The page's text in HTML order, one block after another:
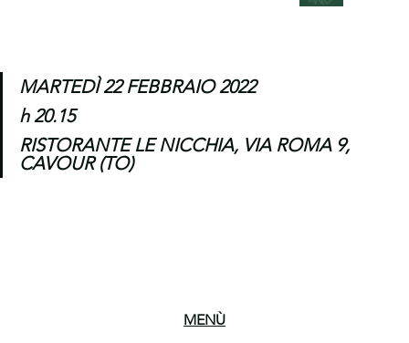
MARTEDÌ 22 FEBBRAIO 2022
h 20.15
RISTORANTE LE NICCHIA, VIA ROMA 9,
CAVOUR (TO)
MENÙ